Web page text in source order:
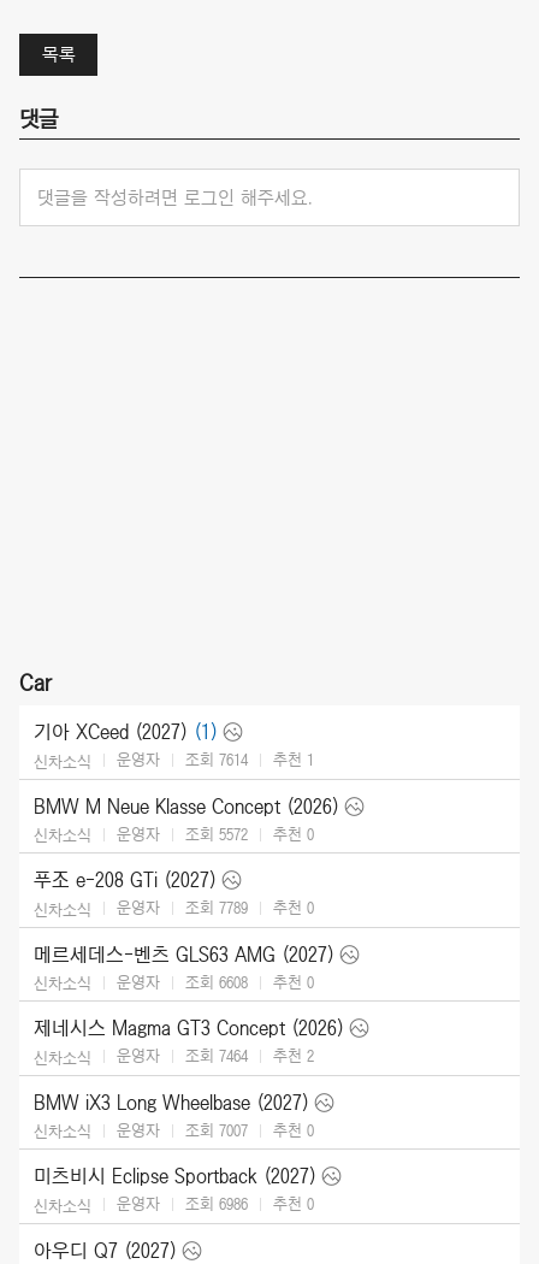
목록
댓글
댓글을 작성하려면 로그인 해주세요.
Car
기아 XCeed (2027) (1)
신차소식 운영자 조회 7614 추천 1
BMW M Neue Klasse Concept (2026)
신차소식 운영자 조회 5572 추천 0
푸조 e-208 GTi (2027)
신차소식 운영자 조회 7789 추천 0
메르세데스-벤츠 GLS63 AMG (2027)
신차소식 운영자 조회 6608 추천 0
제네시스 Magma GT3 Concept (2026)
신차소식 운영자 조회 7464 추천 2
BMW iX3 Long Wheelbase (2027)
신차소식 운영자 조회 7007 추천 0
미츠비시 Eclipse Sportback (2027)
신차소식 운영자 조회 6986 추천 0
아우디 Q7 (2027)